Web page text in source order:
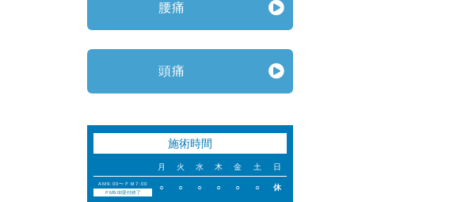
腰痛
頭痛
施術時間
月 火 水 木 金 土 日
AM9:00〜ＰＭ7:00
ＰM5:00受付終了
○ ○ ○ ○ ○ ○ 休